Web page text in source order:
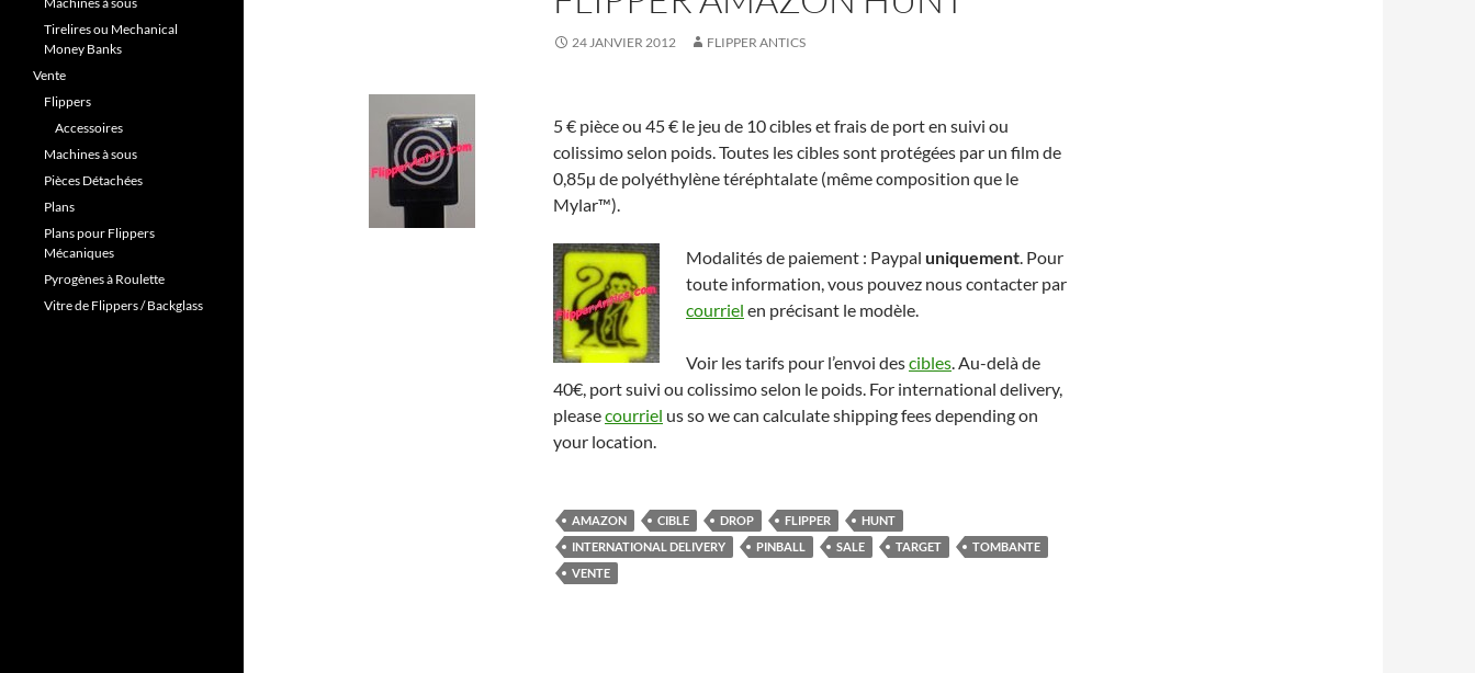
24 JANVIER 2012 FLIPPER ANTICS
5 € pièce ou 45 € le jeu de 10 cibles et frais de port en suivi ou
colissimo selon poids. Toutes les cibles sont protégées par un film de
0,85µ de polyéthylène téréphtalate (même composition que le
Mylar™).
Modalités de paiement : Paypal uniquement. Pour
toute information, vous pouvez nous contacter par
courriel en précisant le modèle.
Voir les tarifs pour l’envoi descibles. Au-delà de
40€, port suivi ou colissimo selon le poids. For international delivery,
pleasecourriel us so we can calculate shipping fees depending on
your location.
AMAZON CIBLE DROP FLIPPER
HUNT
INTERNATIONAL DELIVERY
PINBALL SALE TARGET
TOMBANTE
VENTE
Tirelires ou Mechanical
Money Banks
Vente
Flippers
Accessoires
Machines à sous
Pièces Détachées
Plans
Plans pour Flippers
Mécaniques
Pyrogènes à Roulette
Vitre de Flippers / Backglass